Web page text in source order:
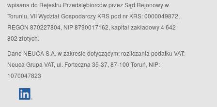
wpisana do Rejestru Przedsiębiorców przez Sąd Rejonowy w
Toruniu, VII Wydział Gospodarczy KRS pod nr KRS: 0000049872,
REGON 870227804, NIP 8790017162, kapitał zakładowy 4 642
802 złotych.
Dane NEUCA S.A. w zakresie dotyczącym: rozliczania podatku VAT:
Neuca Grupa VAT, ul. Forteczna 35-37, 87-100 Toruń, NIP:
1070047823